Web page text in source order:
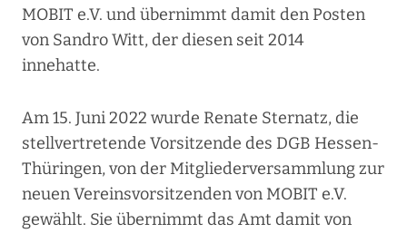
MOBIT e.V. und übernimmt damit den Posten
von Sandro Witt, der diesen seit 2014
innehatte.
Am 15. Juni 2022 wurde Renate Sternatz, die
stellvertretende Vorsitzende des DGB Hessen-
Thüringen, von der Mitgliederversammlung zur
neuen Vereinsvorsitzenden von MOBIT e.V.
gewählt. Sie übernimmt das Amt damit von